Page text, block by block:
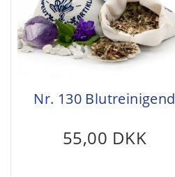
Nr. 130 Blutreinigend
55,00 DKK